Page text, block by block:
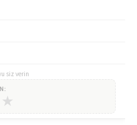
siz verin
★